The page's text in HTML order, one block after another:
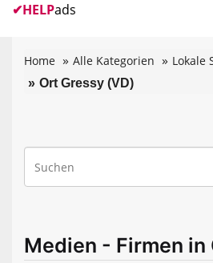
✔HELPads
Home Alle Kategorien Lokale
Ort Gressy (VD)
Medien - Firmen in